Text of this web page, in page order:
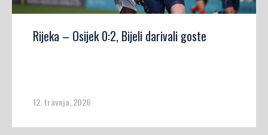
Rijeka – Osijek 0:2, Bijeli darivali goste
12. travnja, 2026